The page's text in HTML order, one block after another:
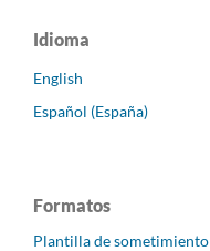
Idioma
English
Español (España)
Formatos
Plantilla de sometimiento